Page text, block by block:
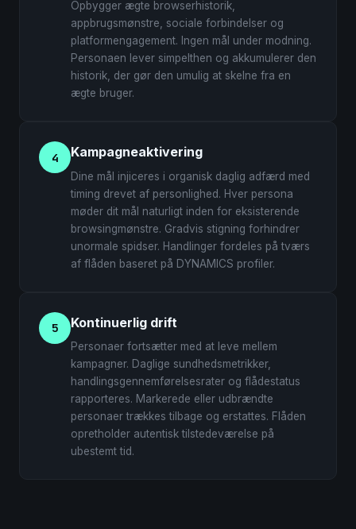
Opbygger ægte browserhistorik,
appbrugsmønstre, sociale forbindelser og
platformengagement. Ingen mål under modning.
Personaen lever simpelthen og akkumulerer den
historik, der gør den umulig at skelne fra en
ægte bruger.
4 Kampagneaktivering
Dine mål injiceres i organisk daglig adfærd med
timing drevet af personlighed. Hver persona
møder dit mål naturligt inden for eksisterende
browsingmønstre. Gradvis stigning forhindrer
unormale spidser. Handlinger fordeles på tværs
af flåden baseret på DYNAMICS profiler.
5 Kontinuerlig drift
Personaer fortsætter med at leve mellem
kampagner. Daglige sundhedsmetrikker,
handlingsgennemførelsesrater og flådestatus
rapporteres. Markerede eller udbrændte
personaer trækkes tilbage og erstattes. Flåden
opretholder autentisk tilstedeværelse på
ubestemt tid.